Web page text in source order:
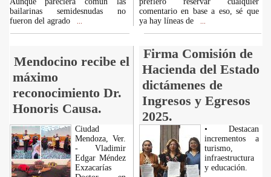
bailarinas semidesnudas no
fueron del agrado
comentario en base a eso, sé que
ya hay líneas de
Mendocino recibe el
máximo
reconocimiento Dr.
Honoris Causa.
Firma Comisión de
Hacienda del Estado
dictámenes de
Ingresos y Egresos
2025.
Ciudad
Mendoza, Ver.
- Vladimir
Edgar Méndez
Exzacarías
• Destacan
incrementos a
turismo,
infraestructura
y educación.